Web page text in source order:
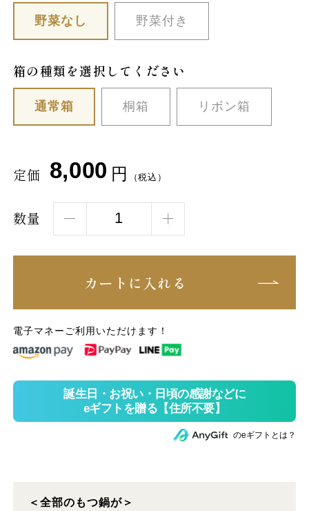
野菜なし 野菜付き
箱の種類を選択してください
通常箱 桐箱 リボン箱
定価 8,000 円 （税込）
数量
カートに入れる
電子マネーご利用いただけます！
のeギフトとは？
＜全部のもつ鍋が＞